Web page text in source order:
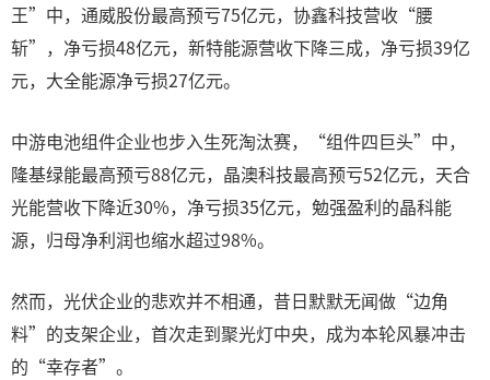
王”中，通威股份最高预亏75亿元，协鑫科技营收“腰
斩”，净亏损48亿元，新特能源营收下降三成，净亏损39亿
元，大全能源净亏损27亿元。
中游电池组件企业也步入生死淘汰赛，“组件四巨头”中，
隆基绿能最高预亏88亿元，晶澳科技最高预亏52亿元，天合
光能营收下降近30%，净亏损35亿元，勉强盈利的晶科能
源，归母净利润也缩水超过98%。
然而，光伏企业的悲欢并不相通，昔日默默无闻做“边角
料”的支架企业，首次走到聚光灯中央，成为本轮风暴冲击
的“幸存者”。